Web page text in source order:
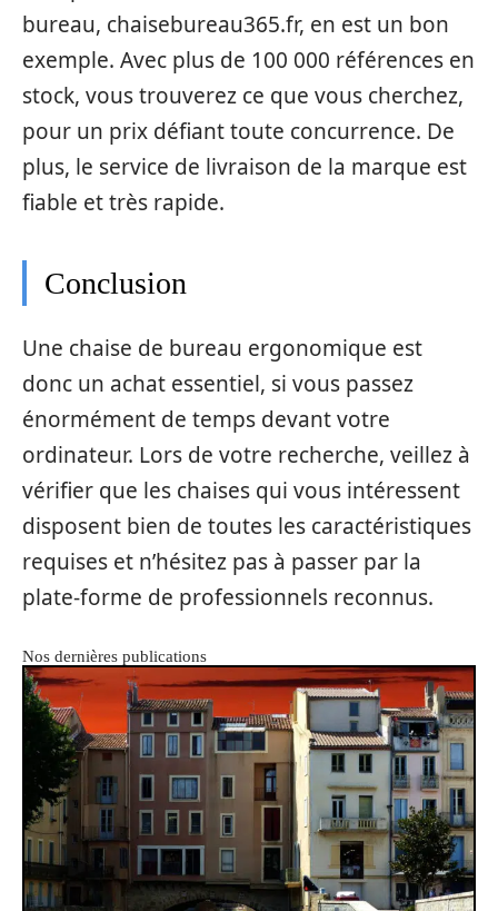
bureau, chaisebureau365.fr, en est un bon
exemple. Avec plus de 100 000 références en
stock, vous trouverez ce que vous cherchez,
pour un prix défiant toute concurrence. De
plus, le service de livraison de la marque est
fiable et très rapide.
Conclusion
Une chaise de bureau ergonomique est
donc un achat essentiel, si vous passez
énormément de temps devant votre
ordinateur. Lors de votre recherche, veillez à
vérifier que les chaises qui vous intéressent
disposent bien de toutes les caractéristiques
requises et n’hésitez pas à passer par la
plate-forme de professionnels reconnus.
Nos dernières publications